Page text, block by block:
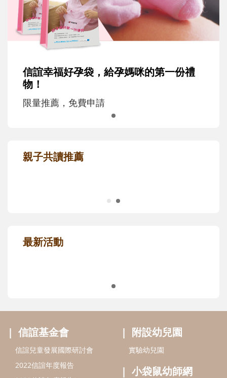
信誼幸福好孕袋，給孕媽咪的第一份禮
物！
限量推薦，免費申請
親子共讀推薦
最新活動